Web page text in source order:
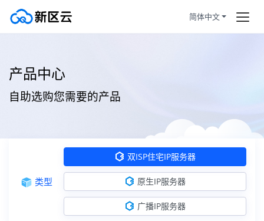
订购产品
服务条款
香港住宅（亚洲） 住宅IP+双ISP认证
日本住宅（亚洲）
韩国住宅（亚洲）
越南住宅（东南亚） 住宅IP+双ISP认证
简体中文
产品中心
自助选购您需要的产品
类型
双ISP住宅IP服务器
原生IP服务器
广播IP服务器